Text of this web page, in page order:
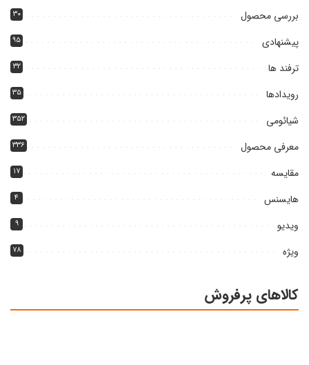
بررسی محصول ۳۰
پیشنهادی ۹۵
ترفند ها ۳۲
رویدادها ۳۵
شیائومی ۳۵۲
معرفی محصول ۳۳۶
مقایسه ۱۷
هایسنس ۴
ویدیو ۹
ویژه ۷۸
کالاهای پرفروش